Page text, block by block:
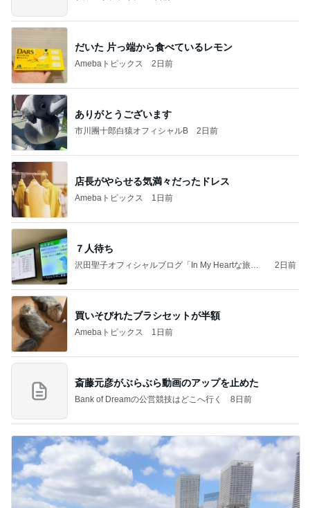
だいた 片っ端から食べているレモン
Amebaトピックス 2日前
ありがとうございます
市川團十郎白猿オフィシャルB 2日前
店長がやらせる気満々だったドレス
Amebaトピックス 1日前
７人待ち
沢田聖子オフィシャルブログ「In My Heartな旅日
2日前
買いそびれたブラシセットが半額
Amebaトピックス 1日前
斎藤元彦がぶらぶら動画のアップを止めた
Bank of Dreamの公営競技はどこへ行く 8日前